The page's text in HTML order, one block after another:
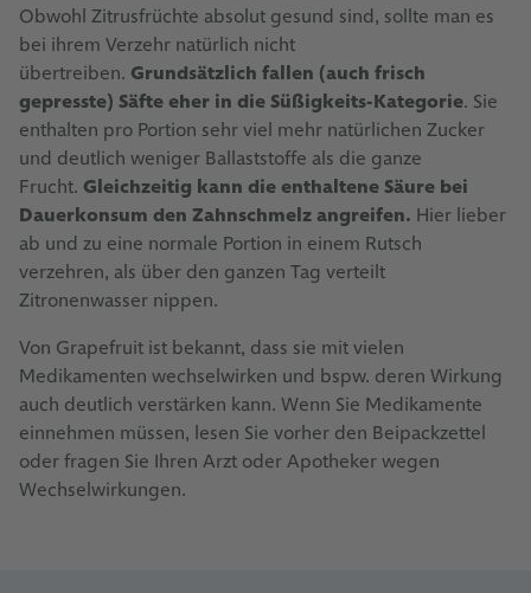
Obwohl Zitrusfrüchte absolut gesund sind, sollte man es
bei ihrem Verzehr natürlich nicht
übertreiben. Grundsätzlich fallen (auch frisch
gepresste) Säfte eher in die Süßigkeits-Kategorie. Sie
enthalten pro Portion sehr viel mehr natürlichen Zucker
und deutlich weniger Ballaststoffe als die ganze
Frucht. Gleichzeitig kann die enthaltene Säure bei
Dauerkonsum den Zahnschmelz angreifen. Hier lieber
ab und zu eine normale Portion in einem Rutsch
verzehren, als über den ganzen Tag verteilt
Zitronenwasser nippen.
Von Grapefruit ist bekannt, dass sie mit vielen
Medikamenten wechselwirken und bspw. deren Wirkung
auch deutlich verstärken kann. Wenn Sie Medikamente
einnehmen müssen, lesen Sie vorher den Beipackzettel
oder fragen Sie Ihren Arzt oder Apotheker wegen
Wechselwirkungen.